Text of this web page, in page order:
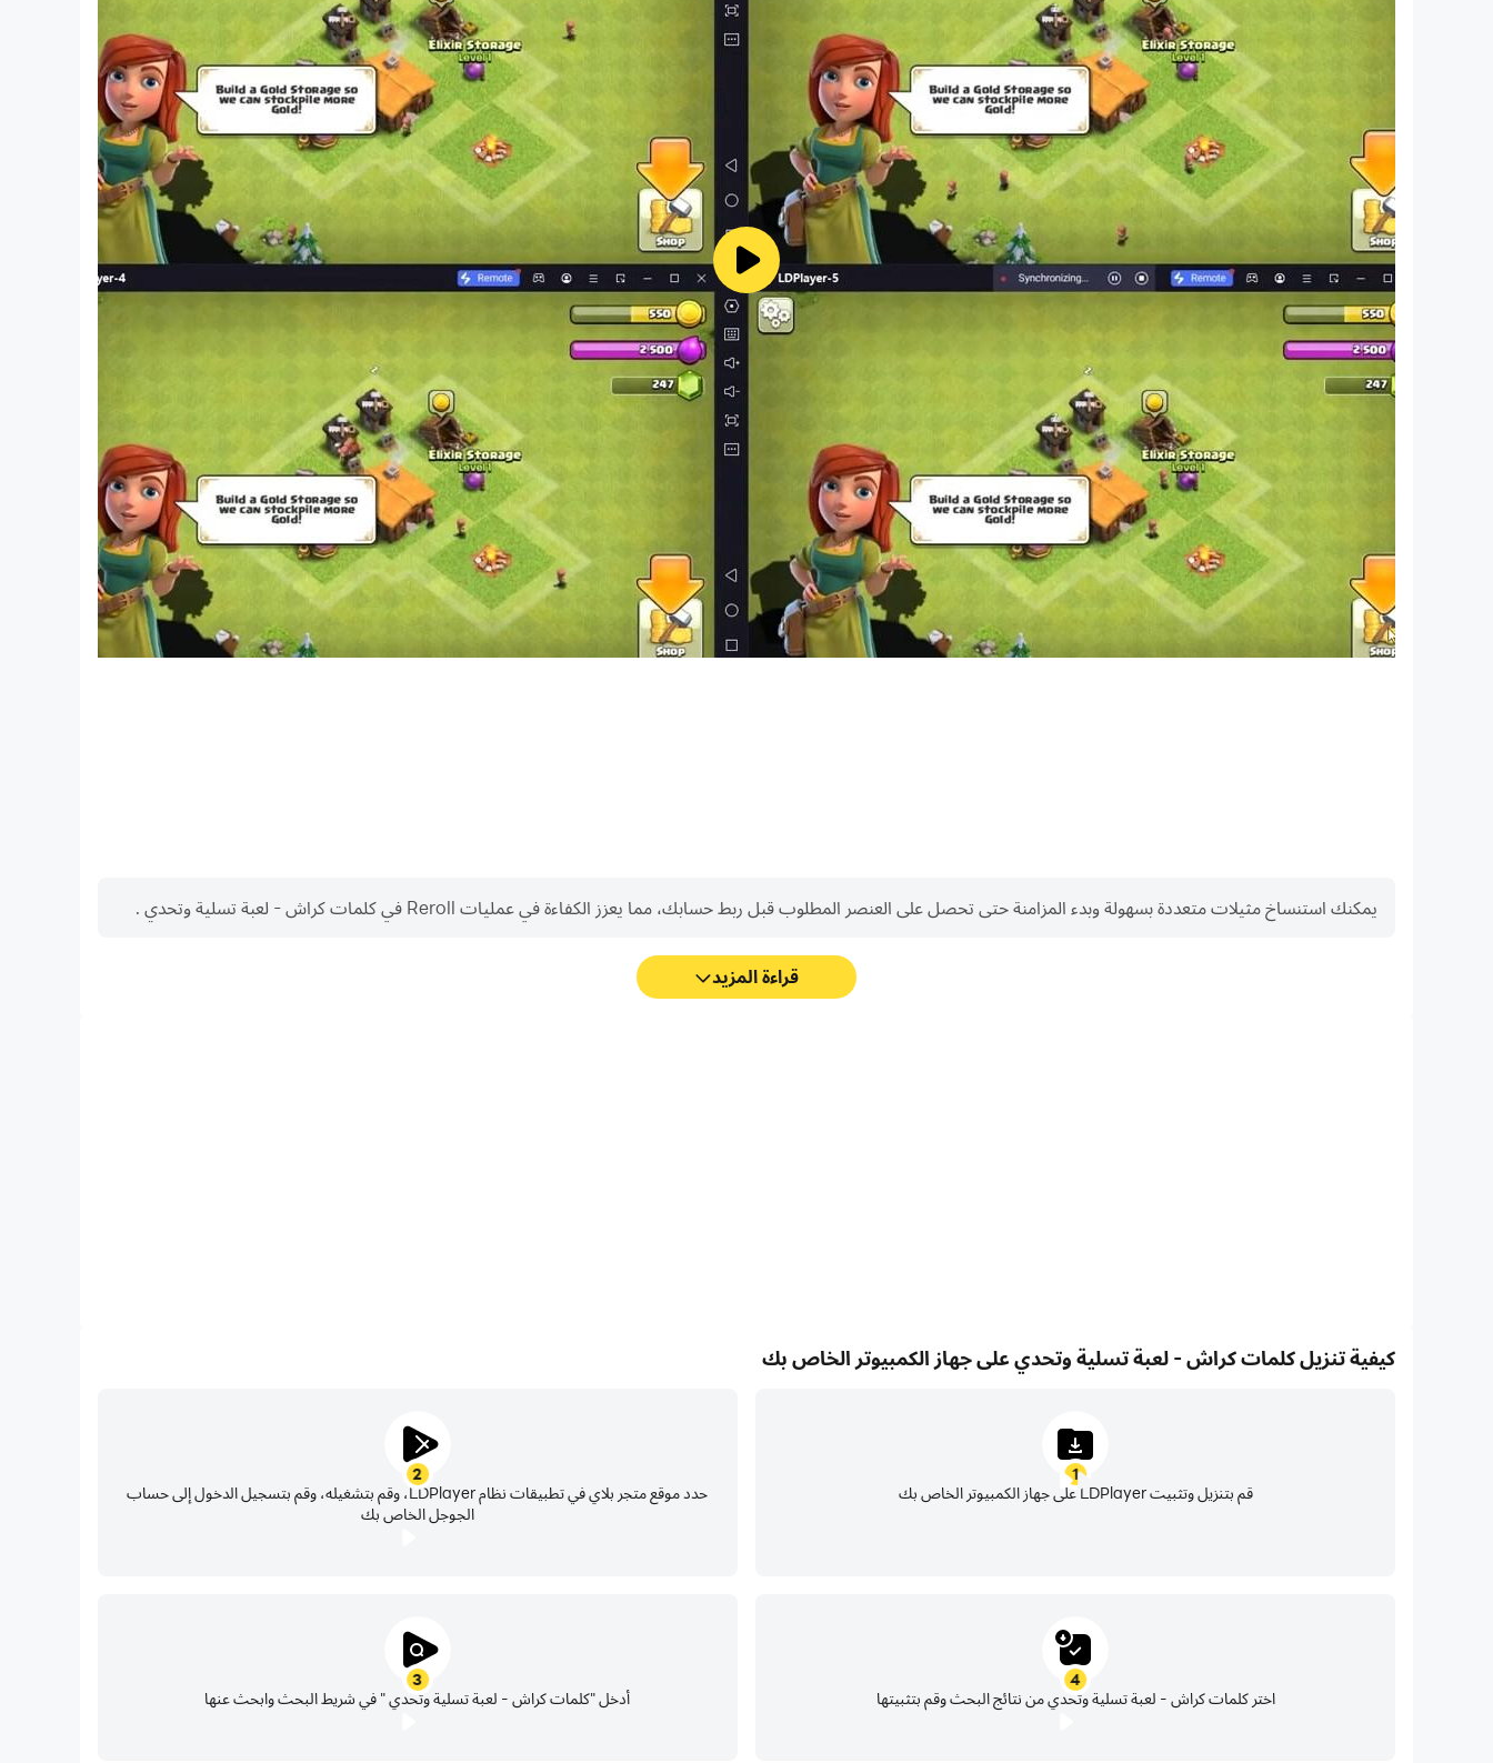
يمكنك استنساخ مثيلات متعددة بسهولة وبدء المزامنة حتى تحصل على العنصر المطلوب قبل ربط حسابك، مما يعزز الكفاءة في عمليات Reroll في كلمات كراش - لعبة تسلية وتحدي .
قراءة المزيد
كيفية تنزيل كلمات كراش - لعبة تسلية وتحدي على جهاز الكمبيوتر الخاص بك
1
قم بتنزيل وتثبيت LDPlayer على جهاز الكمبيوتر الخاص بك
2
حدد موقع متجر بلاي في تطبيقات نظام LDPlayer، وقم بتشغيله، وقم بتسجيل الدخول إلى حساب
الجوجل الخاص بك
3
أدخل "كلمات كراش - لعبة تسلية وتحدي " في شريط البحث وابحث عنها
4
اختر كلمات كراش - لعبة تسلية وتحدي من نتائج البحث وقم بتثبيتها